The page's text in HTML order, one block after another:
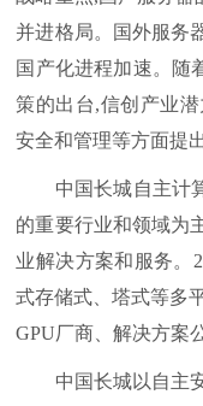
并进格局。国外服务
国产化进程加速。随
策的出台,信创产业
安全和管理等方面提
中国长城自主计算
的重要行业和领域为
业解决方案和服务。
式存储式、塔式等多
GPU厂商、解决方案
中国长城以自主安